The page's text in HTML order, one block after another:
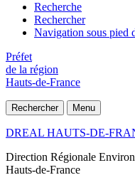
Recherche
Rechercher
Navigation sous pied
Préfet
de la région
Hauts-de-France
Rechercher Menu
DREAL HAUTS-DE-
Direction Régionale
Hauts-de-France